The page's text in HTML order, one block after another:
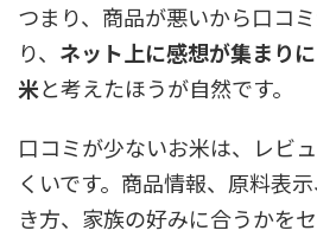
つまり、商品が悪いから口コ
り、 ネット上に感想が集まり
米と考えたほうが自然です。
口コミが少ないお米は、レビ
くいです。商品情報、原料表
き方、家族の好みに合うかを